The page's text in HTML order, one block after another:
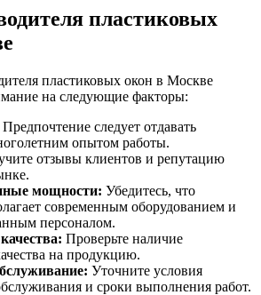
пластиковых
пластиковых окон в Москве
на следующие факторы:
Предпочтение следует отдавать
опытом работы.
отзывы клиентов и репутацию
мощности: Убедитесь, что
современным оборудованием и
персоналом.
Проверьте наличие
на продукцию.
Уточните условия
и сроки выполнения работ.